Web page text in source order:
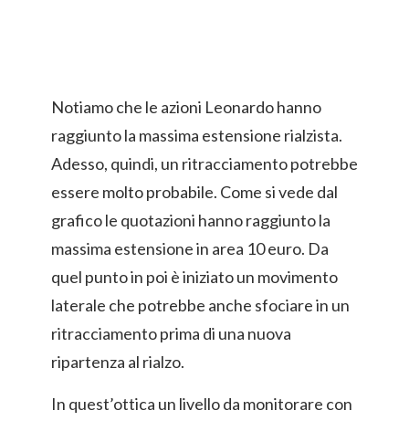
Notiamo che le azioni Leonardo hanno
raggiunto la massima estensione rialzista.
Adesso, quindi, un ritracciamento potrebbe
essere molto probabile. Come si vede dal
grafico le quotazioni hanno raggiunto la
massima estensione in area 10 euro. Da
quel punto in poi è iniziato un movimento
laterale che potrebbe anche sfociare in un
ritracciamento prima di una nuova
ripartenza al rialzo.
In quest’ottica un livello da monitorare con